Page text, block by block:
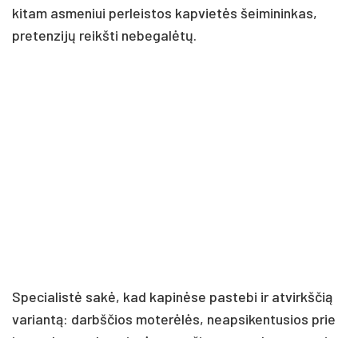
ki­tam as­me­niui per­leis­tos kap­vie­tės šei­mi­nin­kas,
pre­ten­zi­jų reikš­ti ne­be­ga­lė­tų.
Spe­cia­lis­tė sa­kė, kad ka­pi­nė­se pa­ste­bi ir at­virkš­čią
va­rian­tą: darbš­čios mo­te­rė­lės, neap­si­ken­tu­sios prie